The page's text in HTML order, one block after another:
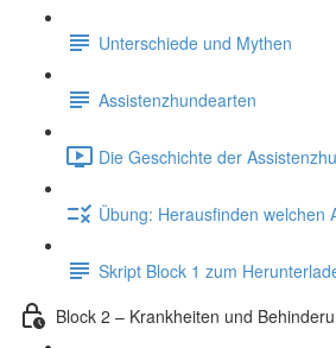
Unterschiede und Mythen
Assistenzhundearten
Die Geschichte der
Übung: Herausfinden welchen
Skript Block 1 zum
Block 2 – Krankheiten und